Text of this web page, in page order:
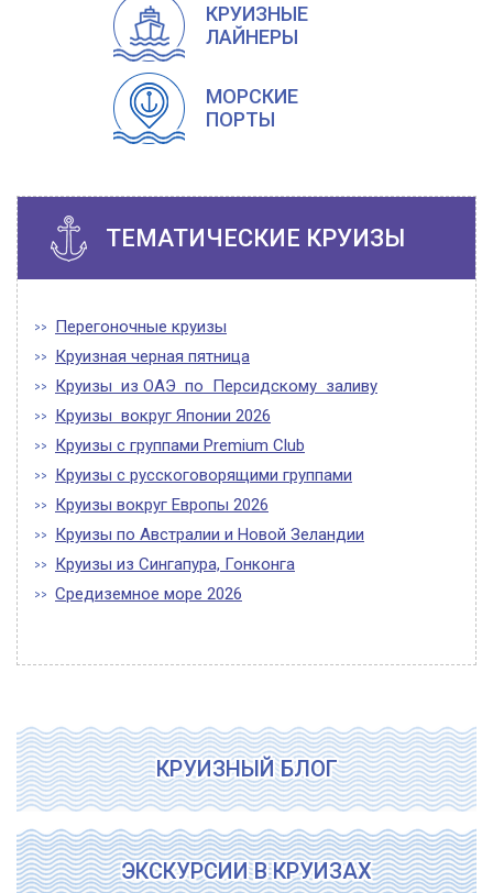
КРУИЗНЫЕ
ЛАЙНЕРЫ
МОРСКИЕ
ПОРТЫ
ТЕМАТИЧЕСКИЕ КРУИЗЫ
Перегоночные круизы
Круизная черная пятница
Круизы из ОАЭ по Персидскому заливу
Круизы вокруг Японии 2026
Круизы с группами Premium Club
Круизы с русскоговорящими группами
Круизы вокруг Европы 2026
Круизы по Австралии и Новой Зеландии
Круизы из Сингапура, Гонконга
Средиземное море 2026
КРУИЗНЫЙ БЛОГ
ЭКСКУРСИИ В КРУИЗАХ